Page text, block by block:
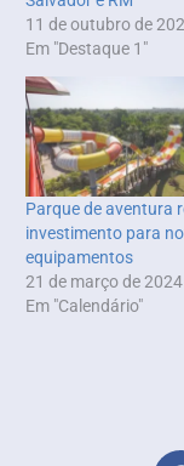
11 de outubro de
Em "Destaque 1"
Parque de aventura
investimento para
equipamentos
21 de março de 2024
Em "Calendário"